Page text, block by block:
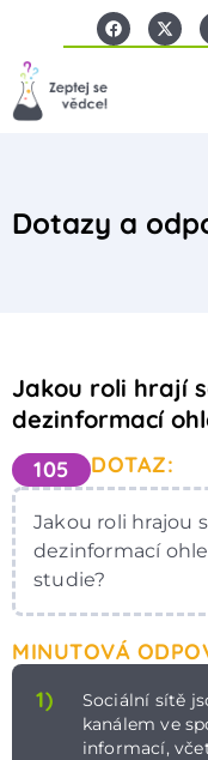
Dotazy a
Jakou roli hrají
dezinformací
105 DOTAZ:
Jakou roli hrajou
dezinformací
studie?
MINUTOVÁ
1)
Sociální sítě
kanálem ve
informací,